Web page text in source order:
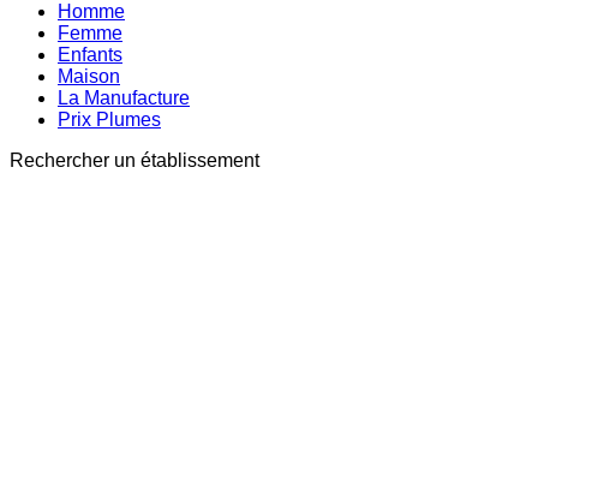
Homme
Femme
Enfants
Maison
La Manufacture
Prix Plumes
Rechercher un établissement